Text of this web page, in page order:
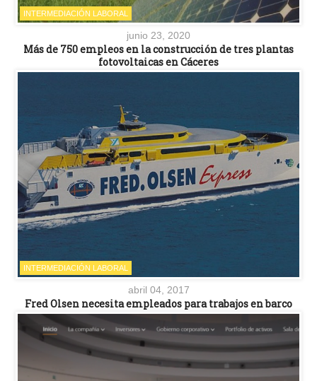
INTERMEDIACIÓN LABORAL
junio 23, 2020
Más de 750 empleos en la construcción de tres plantas
fotovoltaicas en Cáceres
INTERMEDIACIÓN LABORAL
abril 04, 2017
Fred Olsen necesita empleados para trabajos en barco